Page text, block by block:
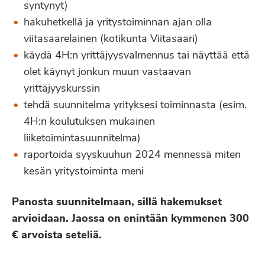
syntynyt)
hakuhetkellä ja yritystoiminnan ajan olla
viitasaarelainen (kotikunta Viitasaari)
käydä 4H:n yrittäjyysvalmennus tai näyttää että
olet käynyt jonkun muun vastaavan
yrittäjyyskurssin
tehdä suunnitelma yrityksesi toiminnasta (esim.
4H:n koulutuksen mukainen
liiketoimintasuunnitelma)
raportoida syyskuuhun 2024 mennessä miten
kesän yritystoiminta meni
Panosta suunnitelmaan, sillä hakemukset
arvioidaan. Jaossa on enintään kymmenen 300
€ arvoista seteliä.